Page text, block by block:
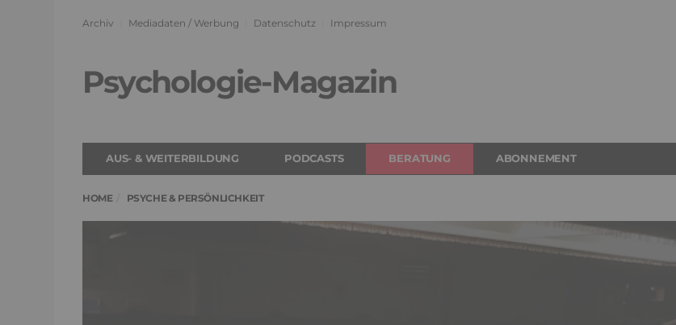
Archiv Mediadaten / Werbung Datenschutz Impressum
Psychologie-Magazin
AUS- & WEITERBILDUNG PODCASTS BERATUNG ABONNEMENT
HOME PSYCHE & PERSÖNLICHKEIT